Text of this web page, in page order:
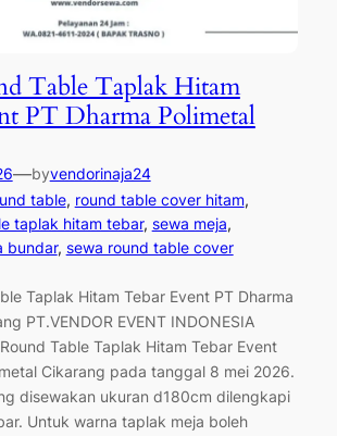
Table Taplak Hitam
PT Dharma Polimetal
—byvendorinaja24
table, round table cover hitam
taplak hitam tebar, sewa meja
bundar, sewa round table cover
Taplak Hitam Tebar Event PT Dharma
PT.VENDOR EVENT INDONESIA
Table Taplak Hitam Tebar Event
Cikarang pada tanggal 8 mei 2026.
disewakan ukuran d180cm dilengkapi
Untuk warna taplak meja boleh